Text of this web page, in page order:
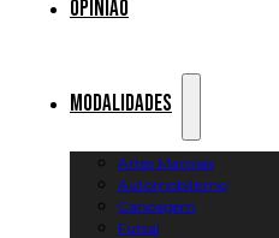
Opinião
Modalidades
Artes Marciais
Automobilismo
Canoagem
Futsal